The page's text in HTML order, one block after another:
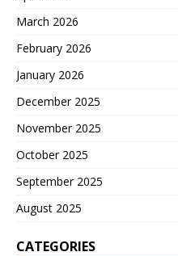
March 2026
February 2026
January 2026
December 2025
November 2025
October 2025
September 2025
August 2025
CATEGORIES